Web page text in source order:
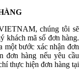
chúng tôi sẽ
khách mã số đơn hàng.
một bước xác nhận đơn
hàng nếu yêu cầu
thực hiện đơn hàng tại